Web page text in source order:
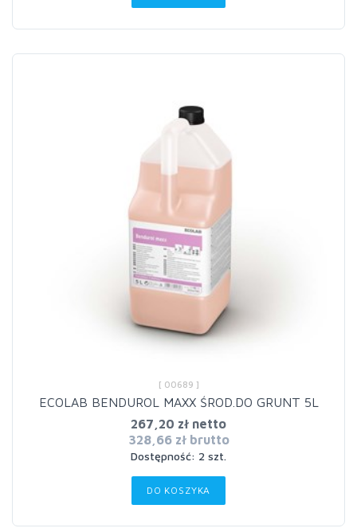
[ 00689 ]
ECOLAB BENDUROL MAXX ŚROD.DO GRUNT 5L
267,20 zł netto
328,66 zł brutto
Dostępność: 2 szt.
DO KOSZYKA